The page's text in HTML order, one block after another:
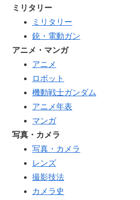
ミリタリー
ミリタリー
銃・電動ガン
アニメ・マンガ
アニメ
ロボット
機動戦士ガンダム
アニメ年表
マンガ
写真・カメラ
写真・カメラ
レンズ
撮影技法
カメラ史